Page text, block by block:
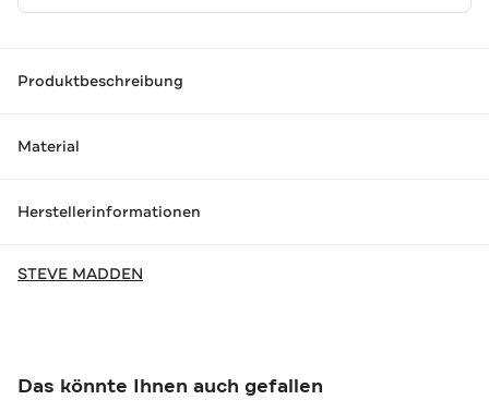
Produktbeschreibung
Material
Herstellerinformationen
STEVE MADDEN
Das könnte Ihnen auch gefallen